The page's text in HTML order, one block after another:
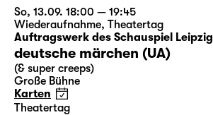
So, 13.09. 18:00 — 19:45
Wiederaufnahme, Theatertag
Auftragswerk des Schauspiel Leipzig
deutsche märchen (UA)
(& super creeps)
Große Bühne
Karten
Theatertag